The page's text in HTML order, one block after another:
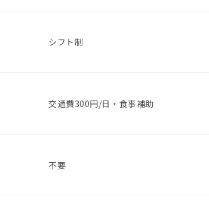
シフト制
交通費300円/日・食事補助
不要